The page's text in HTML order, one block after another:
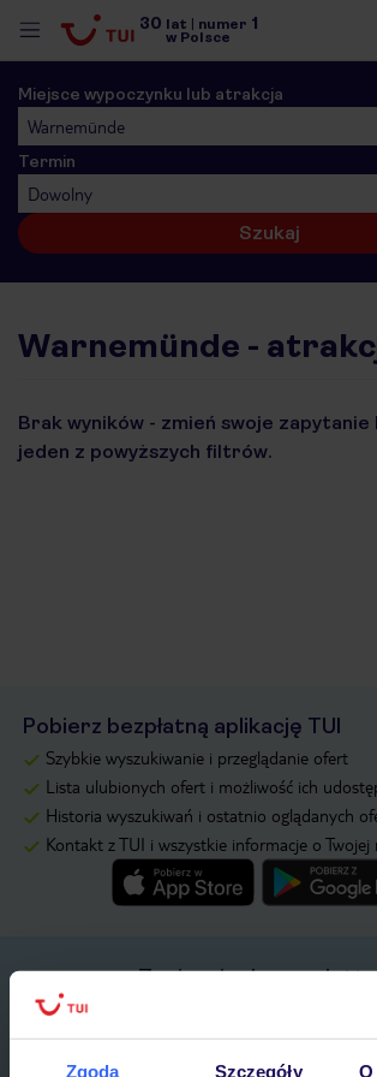
Zgoda Szczegóły
30 lat numer 1
w Polsce
Miejsce wypoczynku lub atrakcja
Warnemünde
Termin
Dowolny
Szukaj
Warnemünde -
Brak wyników - zmień swoje zapytanie
jeden z powyższych filtrów.
Pobierz bezpłatną aplikację TUI
Szybkie wyszukiwanie i przeglądanie ofert
Lista ulubionych ofert i możliwość ich
Historia wyszukiwań i ostatnio oglądanych
Kontakt z TUI i wszystkie informacje o Twojej
Zapisz się do
IMIĘ*